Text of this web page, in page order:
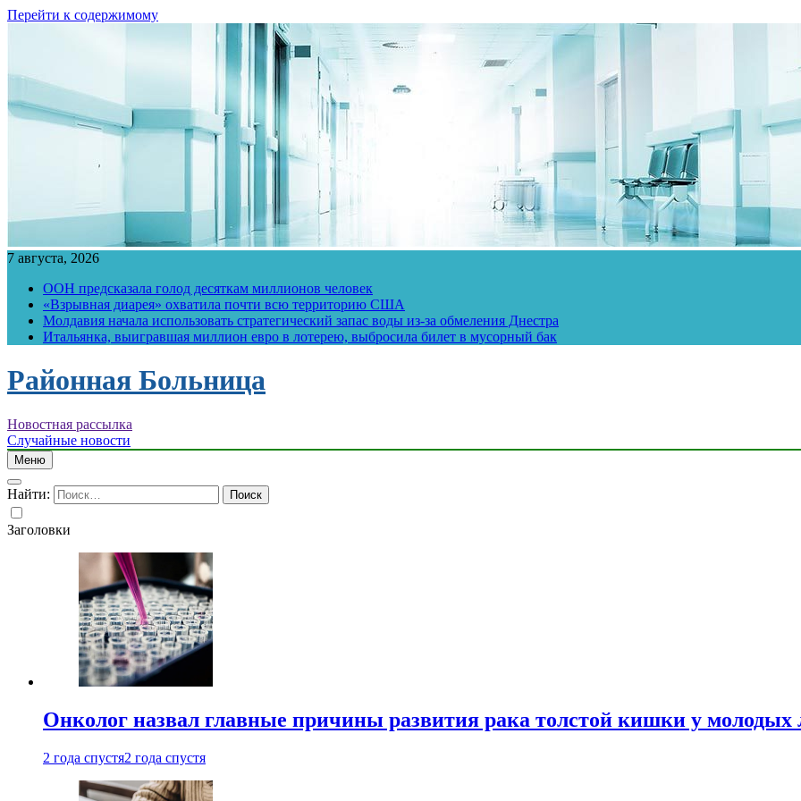
Перейти к содержимому
7 августа, 2026
ООН предсказала голод десяткам миллионов человек
«Взрывная диарея» охватила почти всю территорию США
Молдавия начала использовать стратегический запас воды из-за обмеления Днестра
Итальянка, выигравшая миллион евро в лотерею, выбросила билет в мусорный бак
Районная Больница
Новостная рассылка
Случайные новости
Меню
Найти:
Заголовки
Онколог назвал главные причины развития рака толстой кишки у молодых
2 года спустя2 года спустя